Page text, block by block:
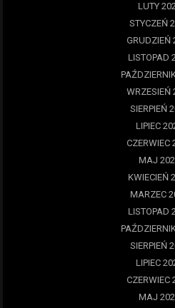
LUTY
STYCZEŃ
GRUDZIEŃ
LISTOPAD
WRZESIEŃ
SIERPIEŃ
LIPIEC
CZERWIEC
MAJ
KWIECIEŃ
MARZEC
LISTOPAD
SIERPIEŃ
LIPIEC
CZERWIEC
MAJ